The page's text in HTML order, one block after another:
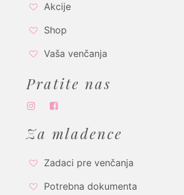
Akcije
Shop
Vaša venčanja
Pratite nas
Za mladence
Zadaci pre venčanja
Potrebna dokumenta